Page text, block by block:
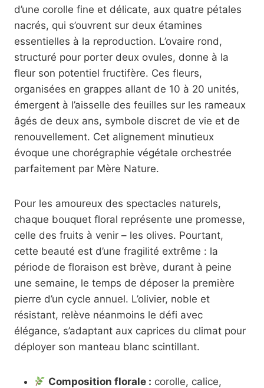
d’une corolle fine et délicate, aux quatre pétales
nacrés, qui s’ouvrent sur deux étamines
essentielles à la reproduction. L’ovaire rond,
structuré pour porter deux ovules, donne à la
fleur son potentiel fructifère. Ces fleurs,
organisées en grappes allant de 10 à 20 unités,
émergent à l’aisselle des feuilles sur les rameaux
âgés de deux ans, symbole discret de vie et de
renouvellement. Cet alignement minutieux
évoque une chorégraphie végétale orchestrée
parfaitement par Mère Nature.
Pour les amoureux des spectacles naturels,
chaque bouquet floral représente une promesse,
celle des fruits à venir – les olives. Pourtant,
cette beauté est d’une fragilité extrême : la
période de floraison est brève, durant à peine
une semaine, le temps de déposer la première
pierre d’un cycle annuel. L’olivier, noble et
résistant, relève néanmoins le défi avec
élégance, s’adaptant aux caprices du climat pour
déployer son manteau blanc scintillant.
Composition florale : corolle, calice,